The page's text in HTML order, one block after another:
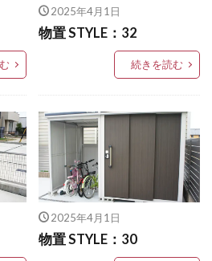
クラフト
･ピュア
ステンレス切文字
ダード SN-1
ィ AS-11
ルーチェ
ス シャイン
ス リファイン
レス切文字
2025年4月1日
物置 STYLE：32
続きを読む
2025年4月1日
物置 STYLE：30
LIXIL プレスタフェンス
LIXIL プログコートフェンス
LIXIL 樹ら楽ステージ
LIXIL 機能門柱FW
ト
LIXIL 表札灯
開き門扉AB
クスクエア